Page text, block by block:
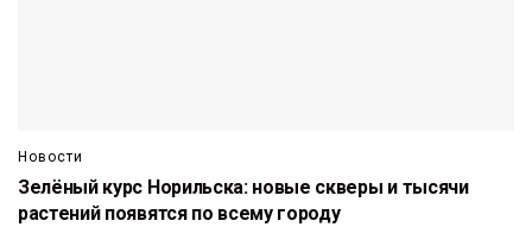
Новости
Зелёный курс Норильска: новые скверы и тысячи
растений появятся по всему городу